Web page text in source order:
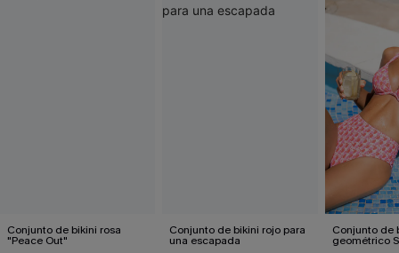
Conjunto de bikini rosa
"Peace Out"
Conjunto de bikini rojo para
una escapada
Conjunto de
geométrico